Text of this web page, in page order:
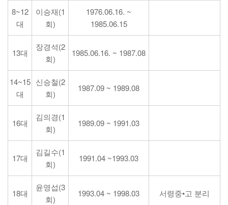
8~12
대
이승재(1
회)
1976.06.16. ~
1985.06.15
13대
장경석(2
회)
1985.06.16. ~ 1987.08
14~15
대
신승철(2
회)
1987.09 ~ 1989.08
16대
김의경(1
회)
1989.09 ~ 1991.03
17대
김길수(1
회)
1991.04 ~1993.03
18대
윤영섭(3
회)
1993.04 ~ 1998.03 서령중•고 분리